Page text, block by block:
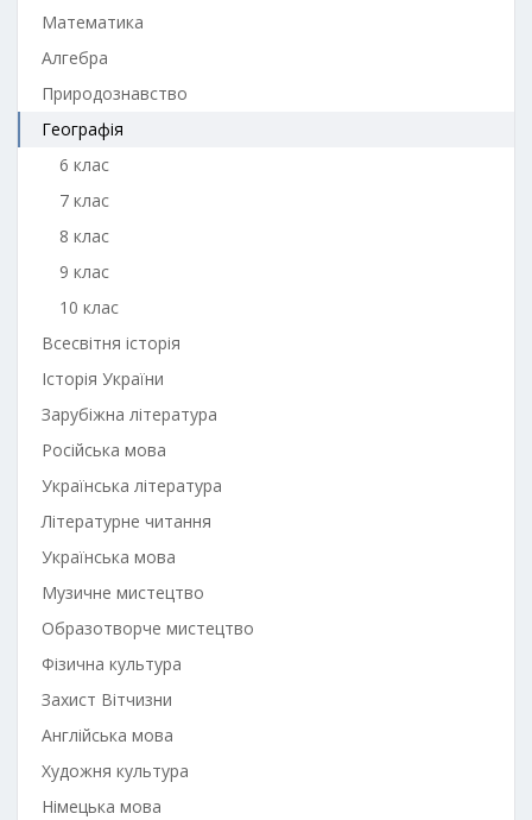
Математика
Алгебра
Природознавство
Географія
6 клас
7 клас
8 клас
9 клас
10 клас
Всесвітня історія
Історія України
Зарубіжна література
Російська мова
Українська література
Літературне читання
Українська мова
Музичне мистецтво
Образотворче мистецтво
Фізична культура
Захист Вітчизни
Англійська мова
Художня культура
Німецька мова